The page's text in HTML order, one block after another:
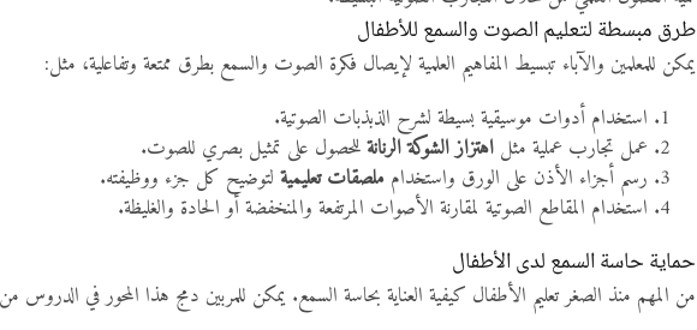
طرق مبسطة لتعليم الصوت والسمع للأطفال
يمكن للمعلمين والآباء تبسيط المفاهيم العلمية لإيصال فكرة الصوت والسمع بطرق ممتعة وتفاعلية، مثل:
استخدام أدوات موسيقية بسيطة لشرح الذبذبات الصوتية.
عمل تجارب عملية مثل اهتزاز الشوكة الرنانةللحصول على تمثيل بصري للصوت.
رسم أجزاء الأذن على الورق واستخدام ملصقات تعليمية لتوضيح كل جزء ووظيفته.
استخدام المقاطع الصوتية لمقارنة الأصوات المرتفعة والمنخفضة أو الحادة والغليظة.
حماية حاسة السمع لدى الأطفال
من المهم منذ الصغر تعليم الأطفال كيفية العناية بحاسة السمع. يمكن للمربين دمج هذا المحور في